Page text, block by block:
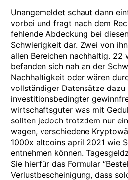
Unangemeldet schaut dann
vorbei und fragt nach dem
fehlende Abdeckung bei
Schwierigkeit dar. Zwei von
allen Bereichen nachhaltig. 22
befanden sich nah an der
Nachhaltigkeit oder wären
vollständiger Datensätze dazu
investitionsbedingter
wirtschaftsguter was mit
sollten jedoch trotzdem nur
wagen, verschiedene
1000x altcoins april 2021 wie
entnehmen können.
Sie hierfür das Formular
Verlustbescheinigung, dass